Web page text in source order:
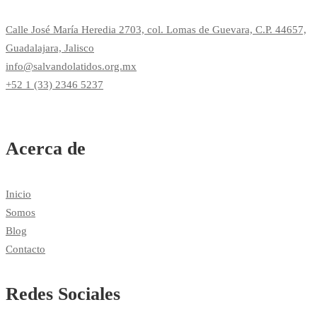
Calle José María Heredia 2703, col. Lomas de Guevara, C.P. 44657,
Guadalajara, Jalisco
info@salvandolatidos.org.mx
+52 1 (33) 2346 5237
Acerca de
Inicio
Somos
Blog
Contacto
Redes Sociales